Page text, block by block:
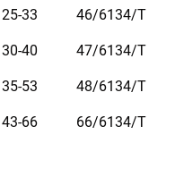
ошейник отлично
просушки и особого
25-33 46/6134/Т
30-40 47/6134/Т
35-53 48/6134/Т
43-66 66/6134/Т